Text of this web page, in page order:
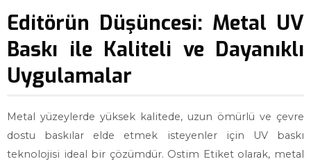
Editörün Düşüncesi: Metal UV
Baskı ile Kaliteli ve Dayanıklı
Uygulamalar
Metal yüzeylerde yüksek kalitede, uzun ömürlü ve çevre
dostu baskılar elde etmek isteyenler için UV baskı
teknolojisi ideal bir çözümdür. Ostim Etiket olarak, metal